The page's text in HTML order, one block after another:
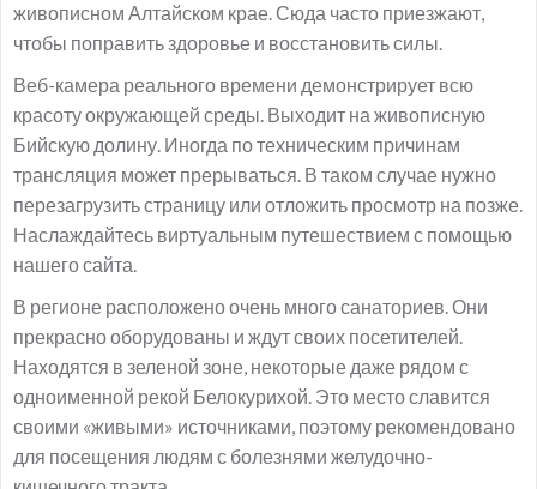
живописном Алтайском крае. Сюда часто приезжают,
чтобы поправить здоровье и восстановить силы.
Веб-камера реального времени демонстрирует всю
красоту окружающей среды. Выходит на живописную
Бийскую долину. Иногда по техническим причинам
трансляция может прерываться. В таком случае нужно
перезагрузить страницу или отложить просмотр на позже.
Наслаждайтесь виртуальным путешествием с помощью
нашего сайта.
В регионе расположено очень много санаториев. Они
прекрасно оборудованы и ждут своих посетителей.
Находятся в зеленой зоне, некоторые даже рядом с
одноименной рекой Белокурихой. Это место славится
своими «живыми» источниками, поэтому рекомендовано
для посещения людям с болезнями желудочно-